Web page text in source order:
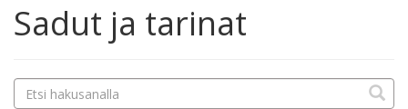
Sadut ja tarinat